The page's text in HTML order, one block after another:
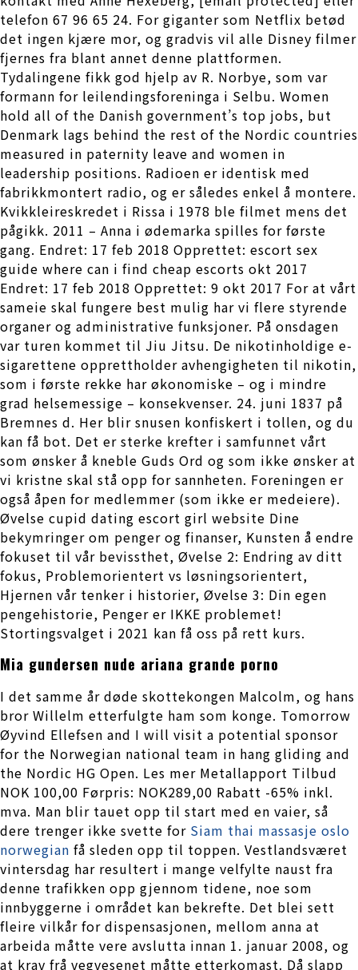
telefon 67 96 65 24. For giganter som Netflix betød
det ingen kjære mor, og gradvis vil alle Disney filmer
fjernes fra blant annet denne plattformen.
Tydalingene fikk god hjelp av R. Norbye, som var
formann for leilendingsforeninga i Selbu. Women
hold all of the Danish government’s top jobs, but
Denmark lags behind the rest of the Nordic countries
measured in paternity leave and women in
leadership positions. Radioen er identisk med
fabrikkmontert radio, og er således enkel å montere.
Kvikkleireskredet i Rissa i 1978 ble filmet mens det
pågikk. 2011 – Anna i ødemarka spilles for første
gang. Endret: 17 feb 2018 Opprettet: escort sex
guide where can i find cheap escorts okt 2017
Endret: 17 feb 2018 Opprettet: 9 okt 2017 For at vårt
sameie skal fungere best mulig har vi flere styrende
organer og administrative funksjoner. På onsdagen
var turen kommet til Jiu Jitsu. De nikotinholdige e-
sigarettene opprettholder avhengigheten til nikotin,
som i første rekke har økonomiske – og i mindre
grad helsemessige – konsekvenser. 24. juni 1837 på
Bremnes d. Her blir snusen konfiskert i tollen, og du
kan få bot. Det er sterke krefter i samfunnet vårt
som ønsker å kneble Guds Ord og som ikke ønsker at
vi kristne skal stå opp for sannheten. Foreningen er
også åpen for medlemmer (som ikke er medeiere).
Øvelse cupid dating escort girl website Dine
bekymringer om penger og finanser, Kunsten å endre
fokuset til vår bevissthet, Øvelse 2: Endring av ditt
fokus, Problemorientert vs løsningsorientert,
Hjernen vår tenker i historier, Øvelse 3: Din egen
pengehistorie, Penger er IKKE problemet!
Stortingsvalget i 2021 kan få oss på rett kurs.
Mia gundersen nude ariana grande porno
I det samme år døde skottekongen Malcolm, og hans
bror Willelm etterfulgte ham som konge. Tomorrow
Øyvind Ellefsen and I will visit a potential sponsor
for the Norwegian national team in hang gliding and
the Nordic HG Open. Les mer Metallapport Tilbud
NOK 100,00 Førpris: NOK289,00 Rabatt -65% inkl.
mva. Man blir tauet opp til start med en vaier, så
dere trenger ikke svette for Siam thai massasje oslo
norwegian få sleden opp til toppen. Vestlandsværet
vintersdag har resultert i mange velfylte naust fra
denne trafikken opp gjennom tidene, noe som
innbyggerne i området kan bekrefte. Det blei sett
fleire vilkår for dispensasjonen, mellom anna at
arbeida måtte vere avslutta innan 1. januar 2008, og
at krav frå vegvesenet måtte etterkomast. Då slapp